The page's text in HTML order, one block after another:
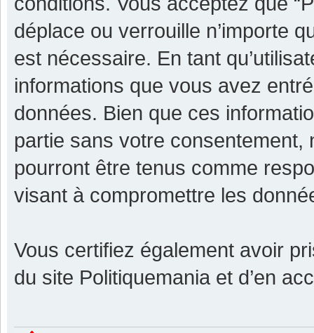
déplace ou verrouille n’importe
est nécessaire. En tant
informations que vous avez
données. Bien que ces
partie sans votre consentement,
pourront être tenus comme
visant à compromettre les
Vous certifiez également avoir
du site Politiquemania et d’en